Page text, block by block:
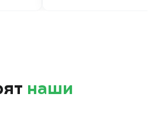
наши